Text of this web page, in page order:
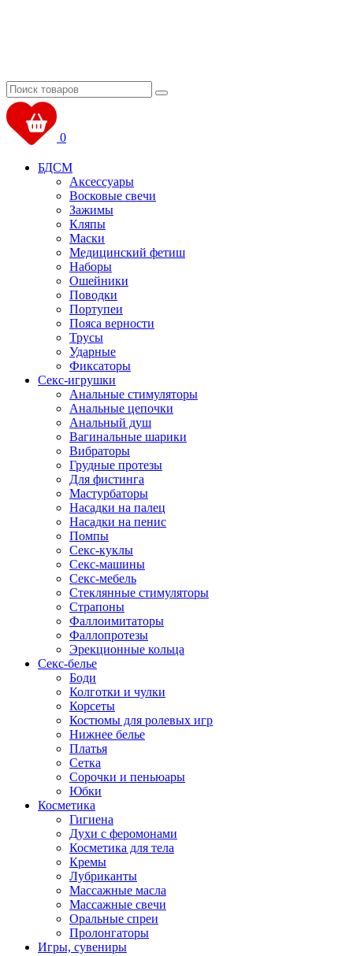
0
БДСМ
Аксессуары
Восковые свечи
Зажимы
Кляпы
Маски
Медицинский фетиш
Наборы
Ошейники
Поводки
Портупеи
Пояса верности
Трусы
Ударные
Фиксаторы
Секс-игрушки
Анальные стимуляторы
Анальные цепочки
Анальный душ
Вагинальные шарики
Вибраторы
Грудные протезы
Для фистинга
Мастурбаторы
Насадки на палец
Насадки на пенис
Помпы
Секс-куклы
Секс-машины
Секс-мебель
Стеклянные стимуляторы
Страпоны
Фаллоимитаторы
Фаллопротезы
Эрекционные кольца
Секс-белье
Боди
Колготки и чулки
Корсеты
Костюмы для ролевых игр
Нижнее белье
Платья
Сетка
Сорочки и пеньюары
Юбки
Косметика
Гигиена
Духи с феромонами
Косметика для тела
Кремы
Лубриканты
Массажные масла
Массажные свечи
Оральные спреи
Пролонгаторы
Игры, сувениры